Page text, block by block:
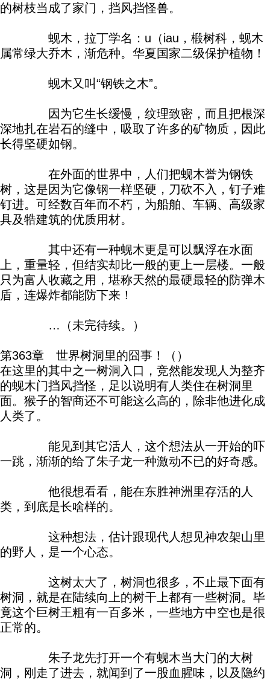
的树枝当成了家门，挡风挡怪兽。
蚬木，拉丁学名：u（iau，椴树科，蚬木
属常绿大乔木，渐危种。华夏国家二级保护植物！
蚬木又叫“钢铁之木”。
因为它生长缓慢，纹理致密，而且把根深
深地扎在岩石的缝中，吸取了许多的矿物质，因此
长得坚硬如钢。
在外面的世界中，人们把蚬木誉为钢铁
树，这是因为它像钢一样坚硬，刀砍不入，钉子难
钉进。可经数百年而不朽，为船舶、车辆、高级家
具及牿建筑的优质用材。
其中还有一种蚬木更是可以飘浮在水面
上，重量轻，但结实却比一般的更上一层楼。一般
只为富人收藏之用，堪称天然的最硬最轻的防弹木
盾，连爆炸都能防下来！
…（未完待续。）
第363章 世界树洞里的囧事！（）
在这里的其中之一树洞入口，竞然能发现人为整齐
的蚬木门挡风挡怪，足以说明有人类住在树洞里
面。猴子的智商还不可能这么高的，除非他进化成
人类了。
能见到其它活人，这个想法从一开始的吓
一跳，渐渐的给了朱子龙一种激动不已的好奇感。
他很想看看，能在东胜神洲里存活的人
类，到底是长啥样的。
这种想法，估计跟现代人想见神农架山里
的野人，是一个心态。
这树太大了，树洞也很多，不止最下面有
树洞，就是在陆续向上的树干上都有一些树洞。毕
竟这个巨树王粗有一百多米，一些地方中空也是很
正常的。
朱子龙先打开一个有蚬木当大门的大树
洞，刚走了进去，就闻到了一股血腥味，以及隐约